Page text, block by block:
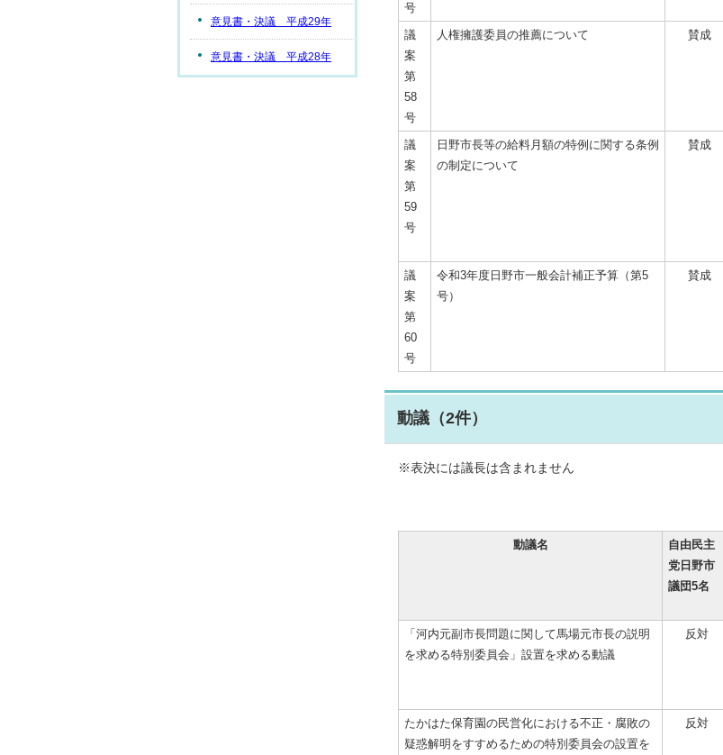
号
議
案
第
58
号
人権擁護委員の推薦について 賛成
議
案
第
59
号
日野市長等の給料月額の特例に関する条例
の制定について
賛成
議
案
第
60
号
令和3年度日野市一般会計補正予算（第5
号）
賛成
動議（2件）
※表決には議長は含まれません
動議名
自由民主
党日野市
議団5名
「河内元副市長問題に関して馬場元市長の説明
を求める特別委員会」設置を求める動議
反対
たかはた保育園の民営化における不正・腐敗の
疑惑解明をすすめるための特別委員会の設置を
反対
意見書・決議 平成29年
意見書・決議 平成28年